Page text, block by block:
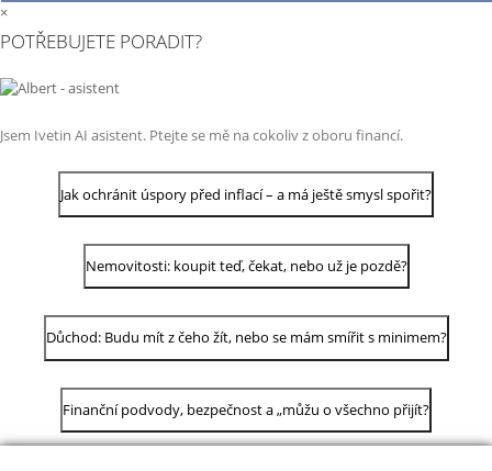
×
POTŘEBUJETE PORADIT?
Jsem Ivetin AI asistent. Ptejte se mě na cokoliv z oboru financí.
Jak ochránit úspory před inflací – a má ještě smysl spořit?
Nemovitosti: koupit teď, čekat, nebo už je pozdě?
Důchod: Budu mít z čeho žít, nebo se mám smířit s minimem?
Finanční podvody, bezpečnost a „můžu o všechno přijít?